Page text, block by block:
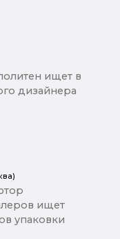
ищет в
дизайнера
ищет
упаковки